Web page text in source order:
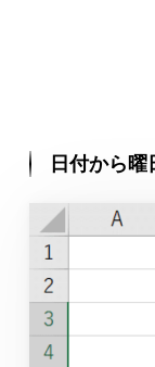
日付から